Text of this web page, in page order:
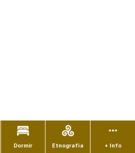
Dormir Etnografía + Info